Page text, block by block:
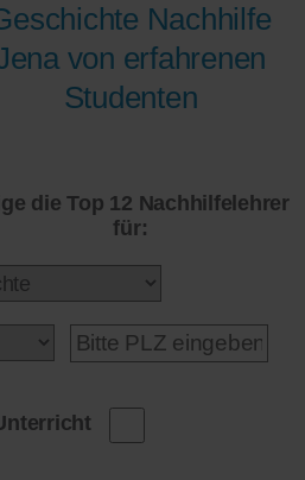
Nachhilfe
von erfahrenen
Studenten
die Top 12 Nachhilfelehrer
für: